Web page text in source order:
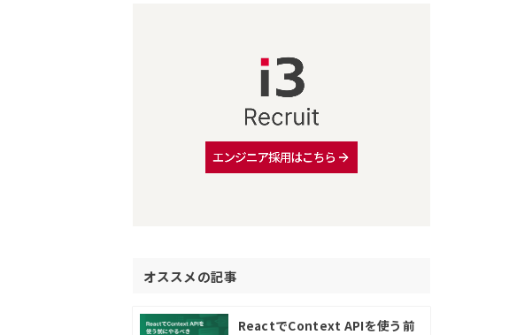
オススメの記事
ReactでContext APIを使う前